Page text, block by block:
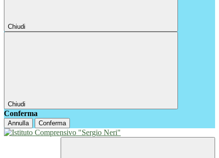
Chiudi
Chiudi
Conferma
Annulla Conferma